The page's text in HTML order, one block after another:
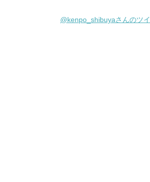
@kenpo_shibuyaさんのツ